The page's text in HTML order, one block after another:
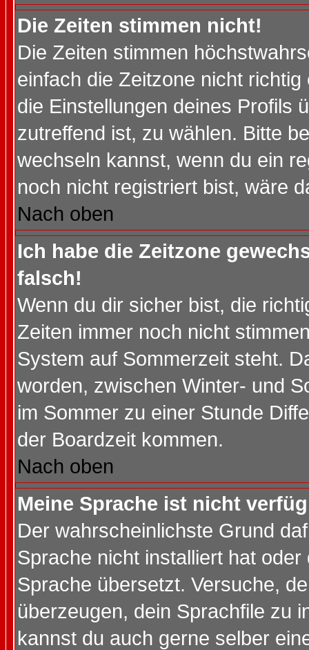
Die Zeiten stimmen nicht!
Die Zeiten stimmen
einfach die Zeitzone nicht
die Einstellungen deines Profils
zutreffend ist, zu wählen. Bitte
wechseln kannst, wenn du ein
noch nicht registriert bist, wäre
Nach oben
Ich habe die Zeitzone
falsch!
Wenn du dir sicher bist, die
Zeiten immer noch nicht
System auf Sommerzeit steht.
worden, zwischen Winter- und
im Sommer zu einer Stunde
der Boardzeit kommen.
Nach oben
Meine Sprache ist nicht
Der wahrscheinlichste Grund
Sprache nicht installiert hat
Sprache übersetzt. Versuche,
überzeugen, dein Sprachfile zu
kannst du auch gerne selber